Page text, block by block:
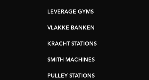
LEVERAGE GYMS
VLAKKE BANKEN
KRACHT STATIONS
SMITH MACHINES
PULLEY STATIONS